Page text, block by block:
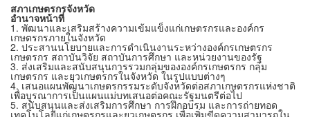
สภาเกษตรกรจังหวัด
อำนาจหน้าที่
1. พัฒนาและเสริมสร้างความเข้มแข็งแก่เกษตรกรและองค์กร
เกษตรกรภายในจังหวัด
2. ประสานนโยบายและการดำเนินงานระหว่างองค์กรเกษตรกร
เกษตรกร สถาบันวิจัย สถาบันการศึกษา และหน่วยงานของรัฐ
3. ส่งเสริมและสนับสนุนการรวมกลุ่มขององค์กรเกษตรกร กลุ่ม
เกษตรกร และยุวเกษตรกรในจังหวัด ในรูปแบบต่างๆ
4. เสนอแผนพัฒนาเกษตรกรรมระดับจังหวัดต่อสภาเกษตรกรแห่งชาติ
เพื่อบูรณาการเป็นแผนแม่บทเสนอต่อคณะรัฐมนตรีต่อไป
5. สนับสนุนและส่งเสริมการศึกษา การฝึกอบรม และการถ่ายทอด
เทคโนโลยีแก่เกษตรกรและยุวเกษตรกร เพื่อเพิ่มขีดความสามารถใน